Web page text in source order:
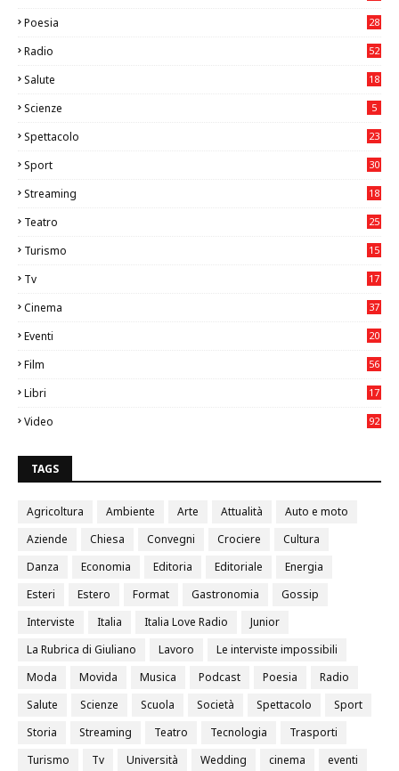
Poesia 28
Radio 52
Salute
18
Scienze 5
Spettacolo 23
Sport
30
Streaming 18
Teatro
25
Turismo
15
Tv
17
Cinema
37
Eventi
20
Film
56
Libri
17
Video
92
TAGS
Agricoltura Ambiente Arte Attualità
Auto e moto
Aziende
Chiesa Convegni Crociere
Cultura
Danza
Economia Editoria Editoriale
Energia
Esteri
Estero Format Gastronomia
Gossip
Interviste
Italia Italia Love Radio
Junior
La Rubrica di Giuliano
Lavoro
Le interviste impossibili
Moda
Movida Musica Podcast Poesia
Radio
Salute
Scienze Scuola Società Spettacolo
Sport
Storia
Streaming Teatro Tecnologia
Trasporti
Turismo
Tv Università Wedding cinema
eventi